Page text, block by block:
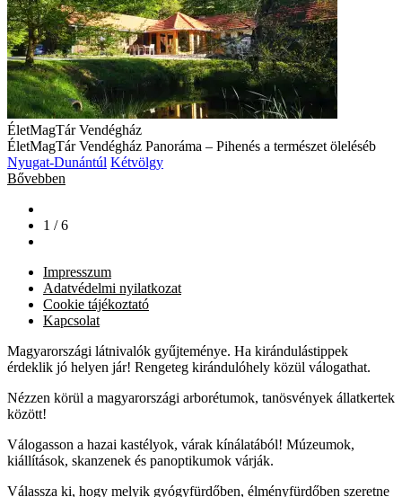
ÉletMagTár Vendégház
ÉletMagTár Vendégház Panoráma – Pihenés a természet öleléséb
Nyugat-Dunántúl Kétvölgy
Bővebben
1 / 6
Impresszum
Adatvédelmi nyilatkozat
Cookie tájékoztató
Kapcsolat
Magyarországi látnivalók gyűjteménye. Ha kirándulástippek
érdeklik jó helyen jár! Rengeteg kirándulóhely közül válogathat.
Nézzen körül a magyarországi arborétumok, tanösvények állatkertek
között!
Válogasson a hazai kastélyok, várak kínálatából! Múzeumok,
kiállítások, skanzenek és panoptikumok várják.
Válassza ki, hogy melyik gyógyfürdőben, élményfürdőben szeretne